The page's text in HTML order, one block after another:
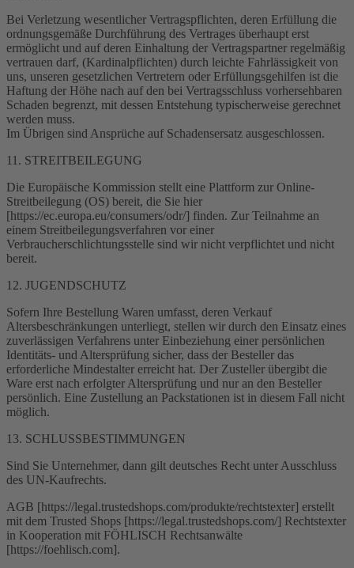
Bei Verletzung wesentlicher Vertragspflichten, deren Erfüllung die
ordnungsgemäße Durchführung des Vertrages überhaupt erst
ermöglicht und auf deren Einhaltung der Vertragspartner regelmäßig
vertrauen darf, (Kardinalpflichten) durch leichte Fahrlässigkeit von
uns, unseren gesetzlichen Vertretern oder Erfüllungsgehilfen ist die
Haftung der Höhe nach auf den bei Vertragsschluss vorhersehbaren
Schaden begrenzt, mit dessen Entstehung typischerweise gerechnet
werden muss.
Im Übrigen sind Ansprüche auf Schadensersatz ausgeschlossen.
11. STREITBEILEGUNG
Die Europäische Kommission stellt eine Plattform zur Online-
Streitbeilegung (OS) bereit, die Sie hier
[https://ec.europa.eu/consumers/odr/] finden. Zur Teilnahme an
einem Streitbeilegungsverfahren vor einer
Verbraucherschlichtungsstelle sind wir nicht verpflichtet und nicht
bereit.
12. JUGENDSCHUTZ
Sofern Ihre Bestellung Waren umfasst, deren Verkauf
Altersbeschränkungen unterliegt, stellen wir durch den Einsatz eines
zuverlässigen Verfahrens unter Einbeziehung einer persönlichen
Identitäts- und Altersprüfung sicher, dass der Besteller das
erforderliche Mindestalter erreicht hat. Der Zusteller übergibt die
Ware erst nach erfolgter Altersprüfung und nur an den Besteller
persönlich. Eine Zustellung an Packstationen ist in diesem Fall nicht
möglich.
13. SCHLUSSBESTIMMUNGEN
Sind Sie Unternehmer, dann gilt deutsches Recht unter Ausschluss
des UN-Kaufrechts.
AGB [https://legal.trustedshops.com/produkte/rechtstexter] erstellt
mit dem Trusted Shops [https://legal.trustedshops.com/] Rechtstexter
in Kooperation mit FÖHLISCH Rechtsanwälte
[https://foehlisch.com].